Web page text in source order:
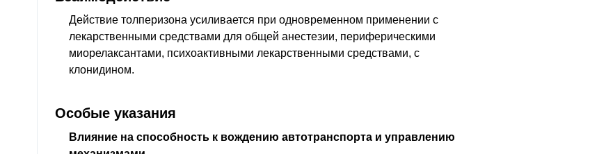
Действие толперизона усиливается при одновременном применении с
лекарственными средствами для общей анестезии, периферическими
миорелаксантами, психоактивными лекарственными средствами, с
клонидином.
Особые указания
Влияние на способность к вождению автотранспорта и управлению